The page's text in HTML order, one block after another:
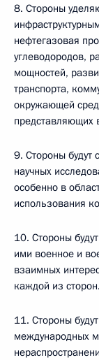
8. Стороны
нефтегазовая
углеводородов,
мощностей,
транспорта,
окружающей
представляющих
9. Стороны будут
научных
особенно в
использования
10. Стороны
ими военное и
взаимных
каждой из сторон.
11. Стороны
международных